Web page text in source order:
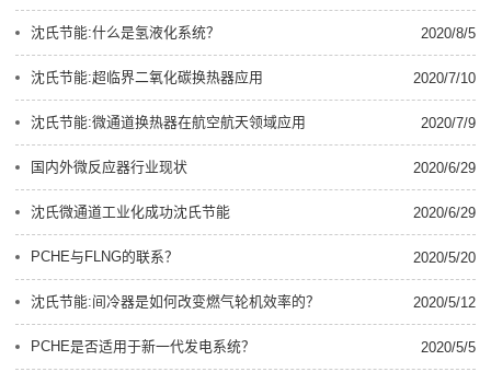
沈氏节能:什么是氢液化系统？ 2020/8/5
沈氏节能:超临界二氧化碳换热器应用 2020/7/10
沈氏节能:微通道换热器在航空航天领域应用 2020/7/9
国内外微反应器行业现状 2020/6/29
沈氏微通道工业化成功沈氏节能 2020/6/29
PCHE与FLNG的联系？ 2020/5/20
沈氏节能:间冷器是如何改变燃气轮机效率的？ 2020/5/12
PCHE是否适用于新一代发电系统？ 2020/5/5